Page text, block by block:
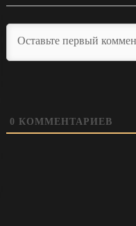
0 КОММЕНТАРИЕВ